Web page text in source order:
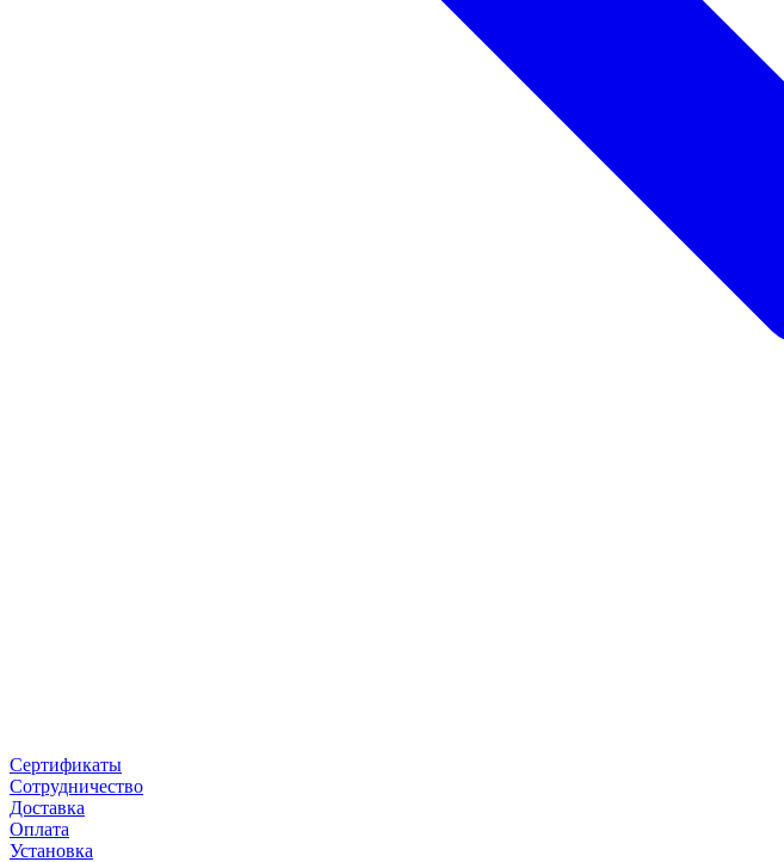
Сертификаты
Сотрудничество
Доставка
Оплата
Установка